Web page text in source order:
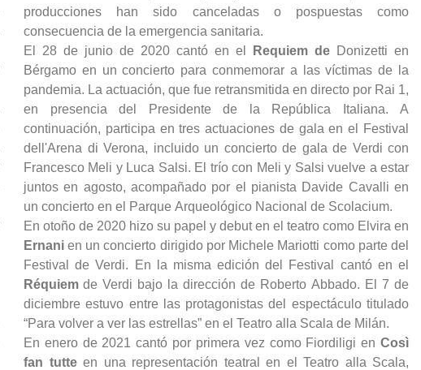
producciones han sido canceladas o pospuestas como
consecuencia de la emergencia sanitaria.
El 28 de junio de 2020 cantó en el
Requiem de Donizetti en
Bérgamo en un concierto para conmemorar a las víctimas de la
pandemia. La actuación, que fue retransmitida en directo por Rai 1,
en presencia del Presidente de la República Italiana. A
continuación, participa en tres actuaciones de gala en el Festival
dell'Arena di Verona, incluido un concierto de gala de Verdi con
Francesco Meli y Luca Salsi. El trío con Meli y Salsi vuelve a estar
juntos en agosto, acompañado por el pianista Davide Cavalli en
un concierto en el Parque Arqueológico Nacional de Scolacium.
En otoño de 2020 hizo su papel y debut en el teatro como Elvira en
Ernani en un concierto dirigido por Michele Mariotti como parte del
Festival de Verdi. En la misma edición del Festival cantó en el
Réquiem de Verdi bajo la dirección de Roberto Abbado. El 7 de
diciembre estuvo entre las protagonistas del espectáculo titulado
“Para volver a ver las estrellas” en el Teatro alla Scala de Milán.
En enero de 2021 cantó por primera vez como Fiordiligi en Così
fan tutte en una representación teatral en el Teatro alla Scala,